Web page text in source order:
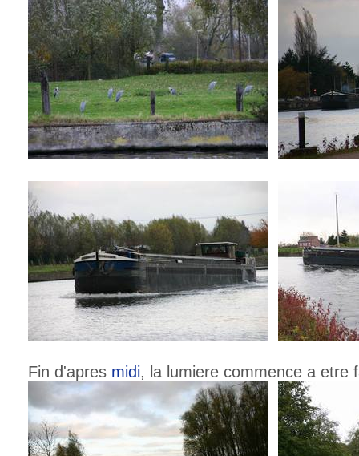
Fin d'apres midi, la lumiere commence a etre